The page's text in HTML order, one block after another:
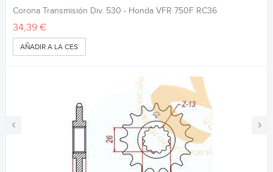
‹ ›
Corona Transmisión Div. 530 - Honda VFR 750F RC36
34,39 €
AÑADIR A LA CESTA